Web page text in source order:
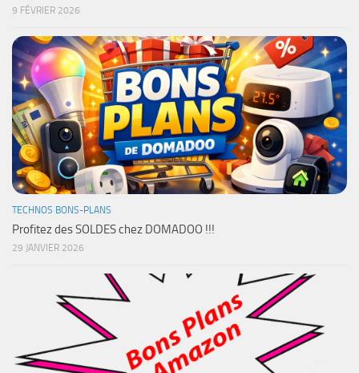
9 FÉVRIER 2026
TECHNOS BONS-PLANS
Profitez des SOLDES chez DOMADOO !!!
29 JANVIER 2026